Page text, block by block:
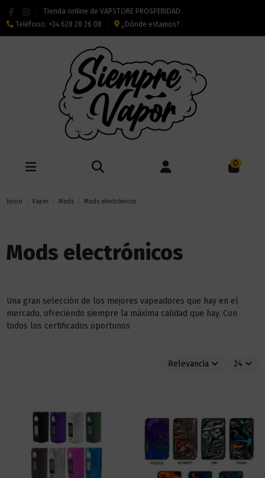
Tienda online de VAPSTORE PROSPERIDAD
Teléfono: +34 628 28 26 08 ¿Dónde estamos?
0
Inicio Vaper Mods Mods electrónicos
Mods electrónicos
Una gran selección de los mejores vapeadores que hay en el
mercado, ofreciendo siempre la máxima calidad que hay. Con
todos los certificados oportunos
Relevancia 24